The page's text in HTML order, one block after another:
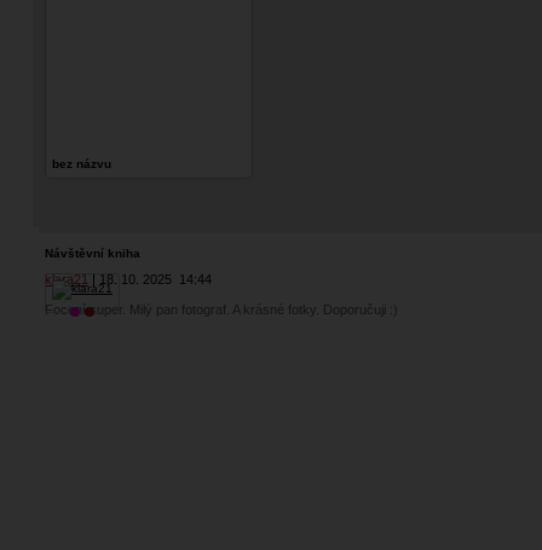
bez názvu
Návštěvní kniha
klara21 18. 10. 2025 14:44
Focení super. Milý pan fotograf. A krásné fotky. Doporučuji :)